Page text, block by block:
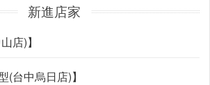
新進店家
店)】
(台中烏日店)】